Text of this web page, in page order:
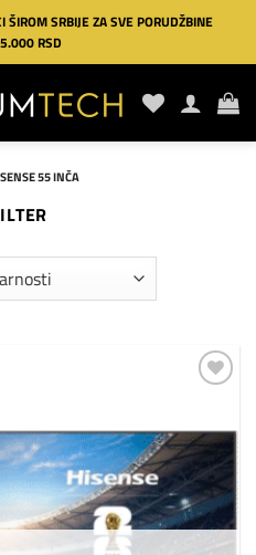
ŠIROM SRBIJE ZA SVE PORUDŽBINE
RSD
55 INČA
listu
želja